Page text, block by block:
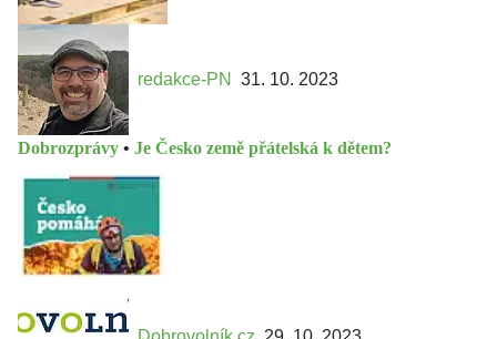
redakce-PN 31. 10. 2023
Dobrozprávy • Je Česko země přátelská k dětem?